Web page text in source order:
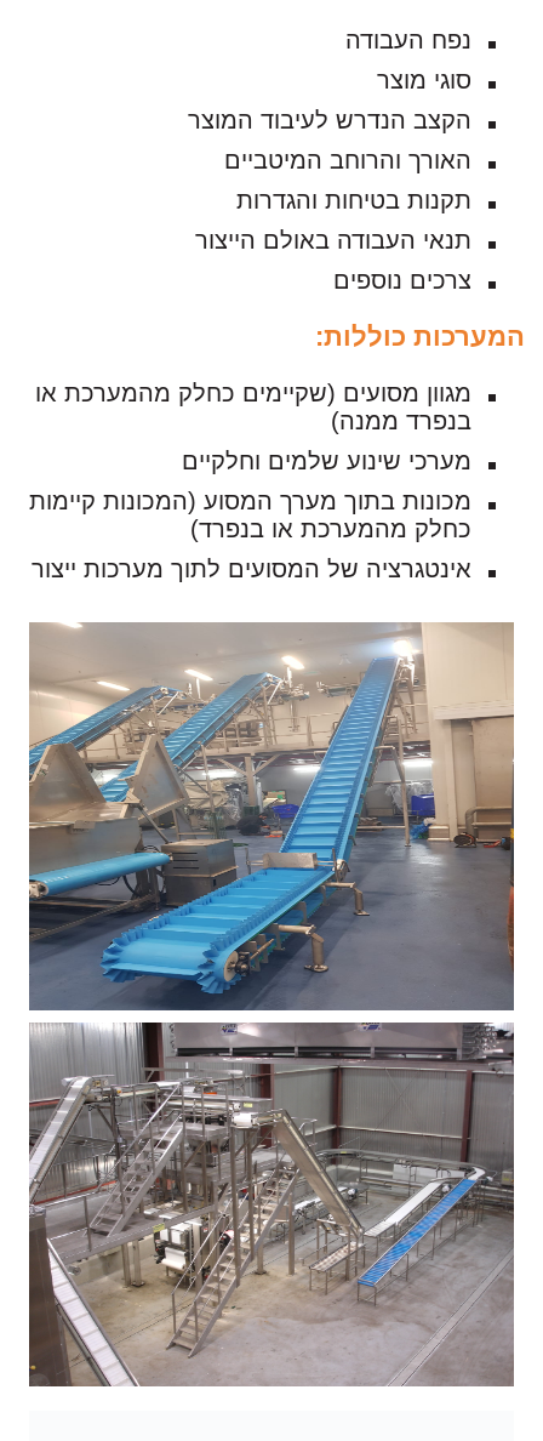
נפח העבודה
סוגי מוצר
הקצב הנדרש לעיבוד המוצר
האורך והרוחב המיטביים
תקנות בטיחות והגדרות
תנאי העבודה באולם הייצור
צרכים נוספים
המערכות כוללות:
מגוון מסועים (שקיימים כחלק מהמערכת או
בנפרד ממנה)
מערכי שינוע שלמים וחלקיים
מכונות בתוך מערך המסוע (המכונות קיימות
כחלק מהמערכת או בנפרד)
אינטגרציה של המסועים לתוך מערכות ייצור